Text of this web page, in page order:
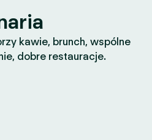
kawie, brunch, wspólne
dobre restauracje.